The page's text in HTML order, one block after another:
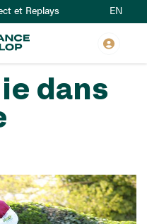
et Replays EN
dans